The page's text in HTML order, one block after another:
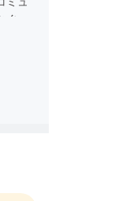
リ
し
専
ュ
ー